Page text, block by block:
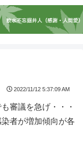
2022/11/12 5:37:09 AM
審議を急げ・・・
者が増加傾向が各